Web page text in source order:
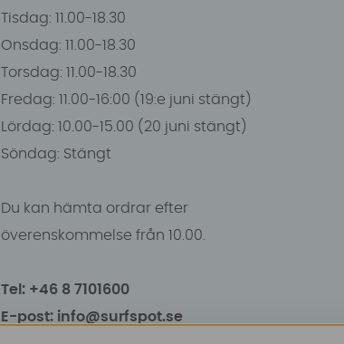
Tisdag: 11.00-18.30
Onsdag: 11.00-18.30
Torsdag: 11.00-18.30
Fredag: 11.00-16:00 (19:e juni stängt)
Lördag: 10.00-15.00 (20 juni stängt)
Söndag: Stängt
Du kan hämta ordrar efter
överenskommelse från 10.00.
Tel: +46 8 7101600
E-post: info@surfspot.se